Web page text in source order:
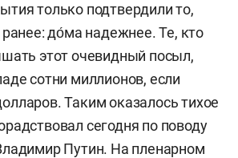
только подтвердили то,
до́ма надежнее. Те, кто
этот очевидный посыл,
сотни миллионов, если
Таким оказалось тихое
сегодня по поводу
Путин. На пленарном